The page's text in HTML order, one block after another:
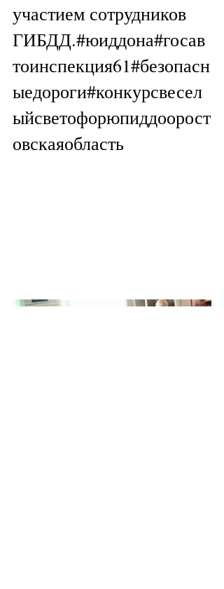
участием сотрудников
ГИБДД.#юиддона#госав
тоинспекция61#безопасн
ыедороги#конкурсвесел
ыйсветофорюпиддоорост
овскаяобласть